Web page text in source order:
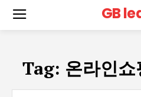
GB
Tag: 온라인